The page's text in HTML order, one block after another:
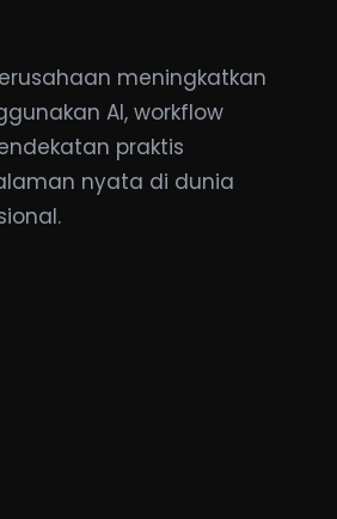
meningkatkan
AI, workflow
praktis
nyata di dunia